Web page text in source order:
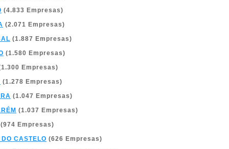
(4.833 Empresas)
(2.071 Empresas)
(1.887 Empresas)
(1.580 Empresas)
Empresas)
(1.278 Empresas)
(1.047 Empresas)
(1.037 Empresas)
(974 Empresas)
CASTELO (626 Empresas)